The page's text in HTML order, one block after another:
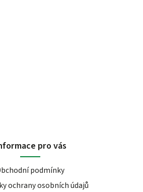
pro vás
podmínky
ochrany osobních údajů